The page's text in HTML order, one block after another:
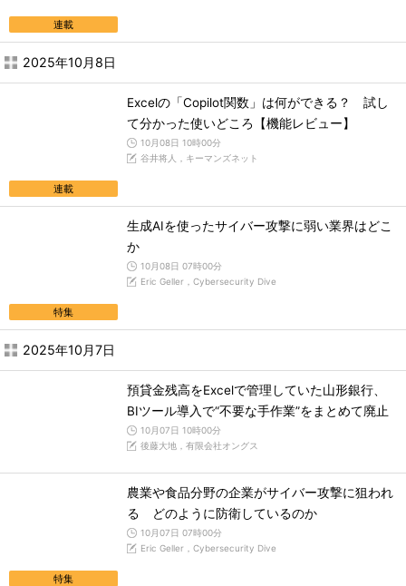
連載
2025年10月8日
連載
Excelの「Copilot関数」は何ができる？ 試し
て分かった使いどころ【機能レビュー】
10月08日 10時00分
谷井将人，キーマンズネット
特集
生成AIを使ったサイバー攻撃に弱い業界はどこ
か
10月08日 07時00分
Eric Geller，Cybersecurity Dive
2025年10月7日
預貸金残高をExcelで管理していた山形銀行、
BIツール導入で“不要な手作業”をまとめて廃止
10月07日 10時00分
後藤大地，有限会社オングス
特集
農業や食品分野の企業がサイバー攻撃に狙われ
る どのように防衛しているのか
10月07日 07時00分
Eric Geller，Cybersecurity Dive